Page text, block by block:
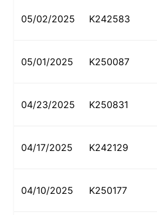
05/02/2025 K242583
05/01/2025 K250087
04/23/2025 K250831
04/17/2025 K242129
04/10/2025 K250177